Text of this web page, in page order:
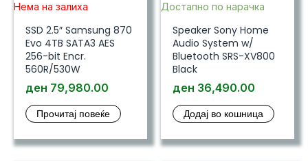
Нема на залиха
SSD 2.5″ Samsung 870
Evo 4TB SATA3 AES
256-bit Encr.
560R/530W
ден 79,980.00
Прочитај повеќе
Достапно по нарачка
Speaker Sony Home
Audio System w/
Bluetooth SRS-XV800
Black
ден 36,490.00
Додај во кошница